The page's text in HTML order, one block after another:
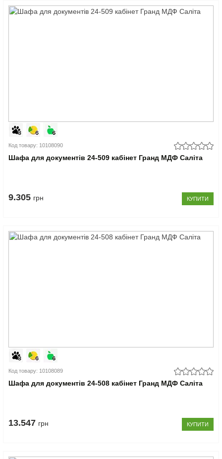
Код товару: 10108090
Шафа для документів 24-509 кабінет Гранд МДФ Саліта
9.305 грн КУПИТИ
Код товару: 10108089
Шафа для документів 24-508 кабінет Гранд МДФ Саліта
13.547 грн КУПИТИ